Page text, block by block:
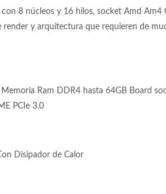
8 núcleos y 16 hilos, socket Amd
render y arquitectura que requieren de
Ram DDR4 hasta 64GB Board
PCIe 3.0
Disipador de Calor